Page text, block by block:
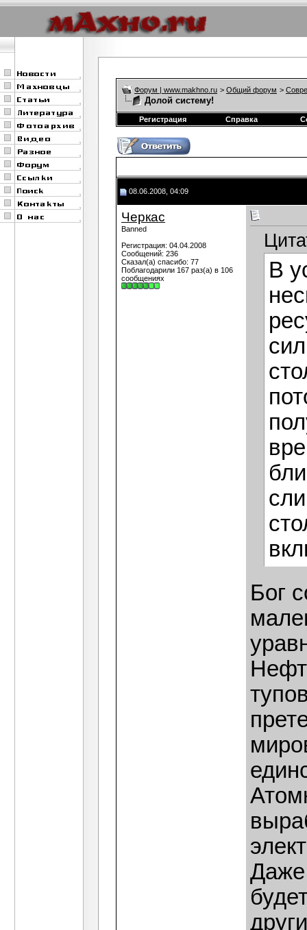
Форум | www.makhno.ru > Общий форум >
Долой систему!
Регистрация Справка
08.06.2008, 04:09
Черкас
Banned
Регистрация: 04.04.2008
Сообщений: 236
Сказал(а) спасибо: 77
Поблагодарили 167 раз(а) в 106
сообщениях
В
Бог
Даже